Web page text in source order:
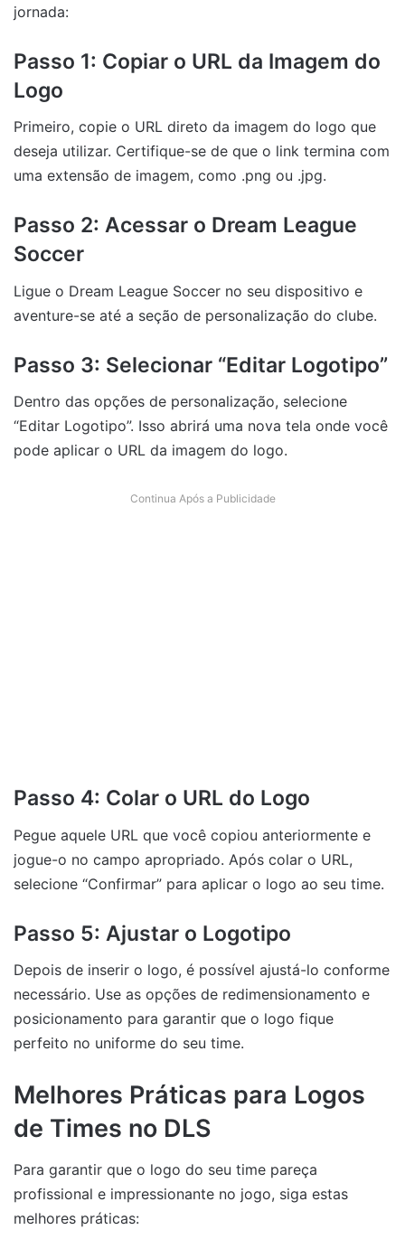
jornada:
Passo 1: Copiar o URL da Imagem do
Logo
Primeiro, copie o URL direto da imagem do logo que
deseja utilizar. Certifique-se de que o link termina com
uma extensão de imagem, como .png ou .jpg.
Passo 2: Acessar o Dream League
Soccer
Ligue o Dream League Soccer no seu dispositivo e
aventure-se até a seção de personalização do clube.
Passo 3: Selecionar “Editar Logotipo”
Dentro das opções de personalização, selecione
“Editar Logotipo”. Isso abrirá uma nova tela onde você
pode aplicar o URL da imagem do logo.
Continua Após a Publicidade
Passo 4: Colar o URL do Logo
Pegue aquele URL que você copiou anteriormente e
jogue-o no campo apropriado. Após colar o URL,
selecione “Confirmar” para aplicar o logo ao seu time.
Passo 5: Ajustar o Logotipo
Depois de inserir o logo, é possível ajustá-lo conforme
necessário. Use as opções de redimensionamento e
posicionamento para garantir que o logo fique
perfeito no uniforme do seu time.
Melhores Práticas para Logos
de Times no DLS
Para garantir que o logo do seu time pareça
profissional e impressionante no jogo, siga estas
melhores práticas: